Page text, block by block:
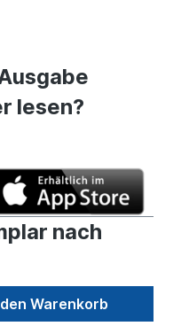
lesen?
nach
Warenkorb